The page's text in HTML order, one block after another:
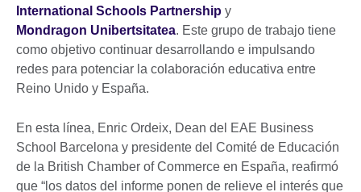
International Schools Partnership y
Mondragon Unibertsitatea. Este grupo de trabajo tiene
como objetivo continuar desarrollando e impulsando
redes para potenciar la colaboración educativa entre
Reino Unido y España.
En esta línea, Enric Ordeix, Dean del EAE Business
School Barcelona y presidente del Comité de Educación
de la British Chamber of Commerce en España, reafirmó
que “los datos del informe ponen de relieve el interés que